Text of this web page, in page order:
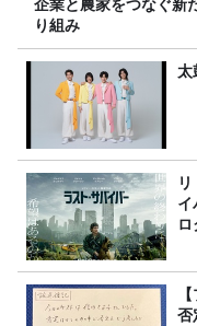
企業と農家をつなぐ新
り組み
太
イ
否